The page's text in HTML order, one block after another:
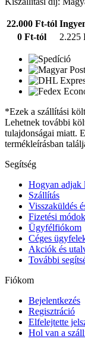
22.000 Ft-tól
0 Ft-tól
2.225
*Ezek a szállítási
Lehetnek további
tulajdonságai miatt.
termékleírásban
Segítség
Hogyan adjak
Szállítás
Visszaküldés
Fizetési módok
Ügyfélfiókom
Céges
Akciók és
További
Fiókom
Bejelentkezés
Regisztráció
Elfelejtette
Hol van a